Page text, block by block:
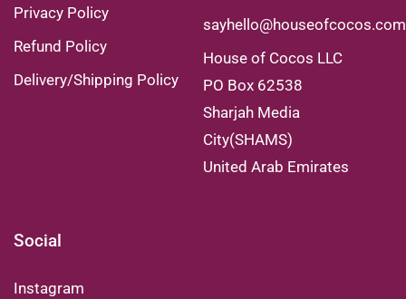
Privacy Policy
Refund Policy
Delivery/Shipping Policy
sayhello@houseofcocos.com
House of Cocos LLC
PO Box 62538
Sharjah Media
City(SHAMS)
United Arab Emirates
Social
Instagram